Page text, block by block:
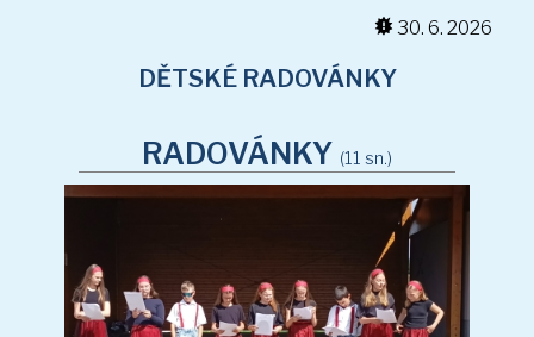
30. 6. 2026
RADOVÁNKY (11 sn.)